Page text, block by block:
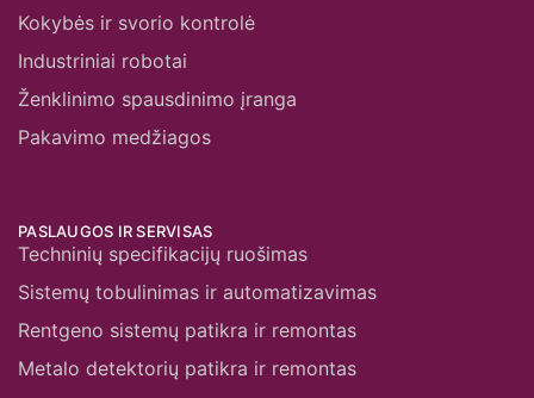
Kokybės ir svorio kontrolė
Industriniai robotai
Ženklinimo spausdinimo įranga
Pakavimo medžiagos
PASLAUGOS IR SERVISAS
Techninių specifikacijų ruošimas
Sistemų tobulinimas ir automatizavimas
Rentgeno sistemų patikra ir remontas
Metalo detektorių patikra ir remontas